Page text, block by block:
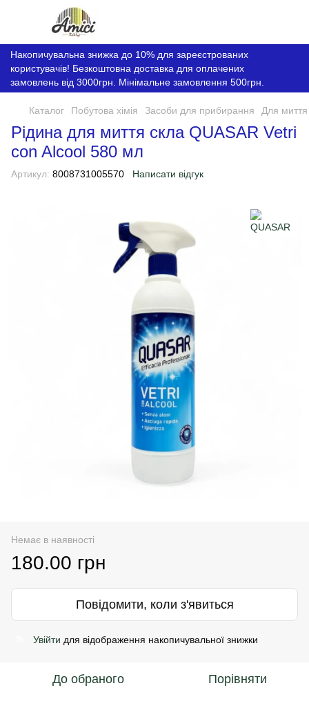
Накопичувальна знижка до 10% для зареєстрованих
користувачів! Безкоштовна доставка для оплачених
замовлень від 3000грн. Мінімальне замовлення 500грн.
Каталог Побутова хімія Засоби для прибирання Для миття
Рідина для миття скла QUASAR Vetri
con Alcool 580 мл
Артикул: 8008731005570 Написати відгук
Немає в наявності
180.00 грн
Повідомити, коли з'явиться
Увійти для відображення накопичувальної знижки
До обраного Порівняти